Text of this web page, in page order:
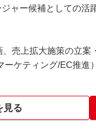
ャー候補としての活
売上拡大施策の立案
ケティング/EC推進）
タリング
・生産性向上
見る